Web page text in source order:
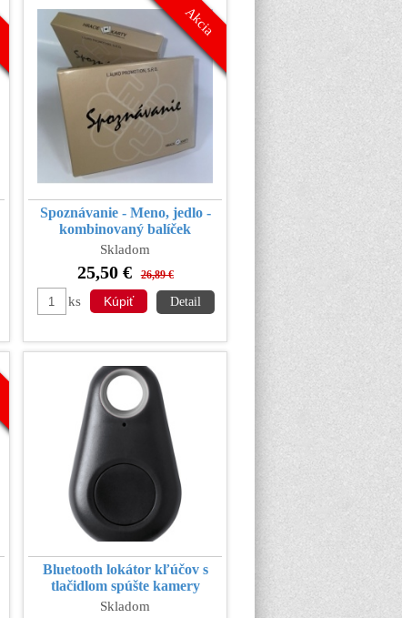
Akcia
Spoznávanie - Meno, jedlo -
kombinovaný balíček
Skladom
25,50 € 26,89 €
ks Detail
Bluetooth lokátor kľúčov s
tlačidlom spúšte kamery
Skladom